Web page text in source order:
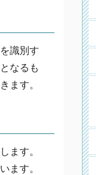
識別す
なるも
ます。
ます。
ます。